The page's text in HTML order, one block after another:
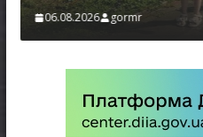
06.08.2026 gormr